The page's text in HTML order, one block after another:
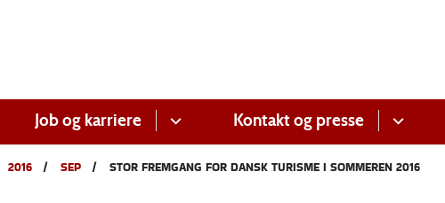
Job og karriere Kontakt og presse
2016 SEP STOR FREMGANG FOR DANSK TURISME I SOMMEREN 2016